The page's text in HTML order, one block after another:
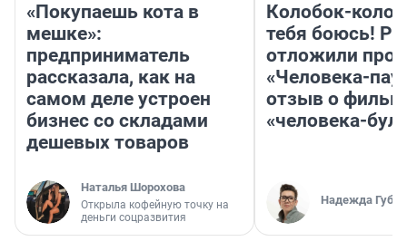
«Покупаешь кота в
мешке»:
предприниматель
рассказала, как на
самом деле устроен
бизнес со складами
дешевых товаров
Наталья Шорохова
Открыла кофейную точку на
деньги соцразвития
Колобок-
тебя боюсь!
отложили
«Человека-
отзыв о
«человека-
Надежда